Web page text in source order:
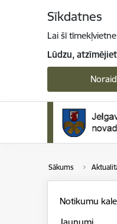
Sīkdatnes
Lai šī
Lūdzu,
Sākums
Notikumu